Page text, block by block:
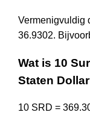
Vermenigvuldig
36.9302.
Wat is 10
Staten
10 SRD =